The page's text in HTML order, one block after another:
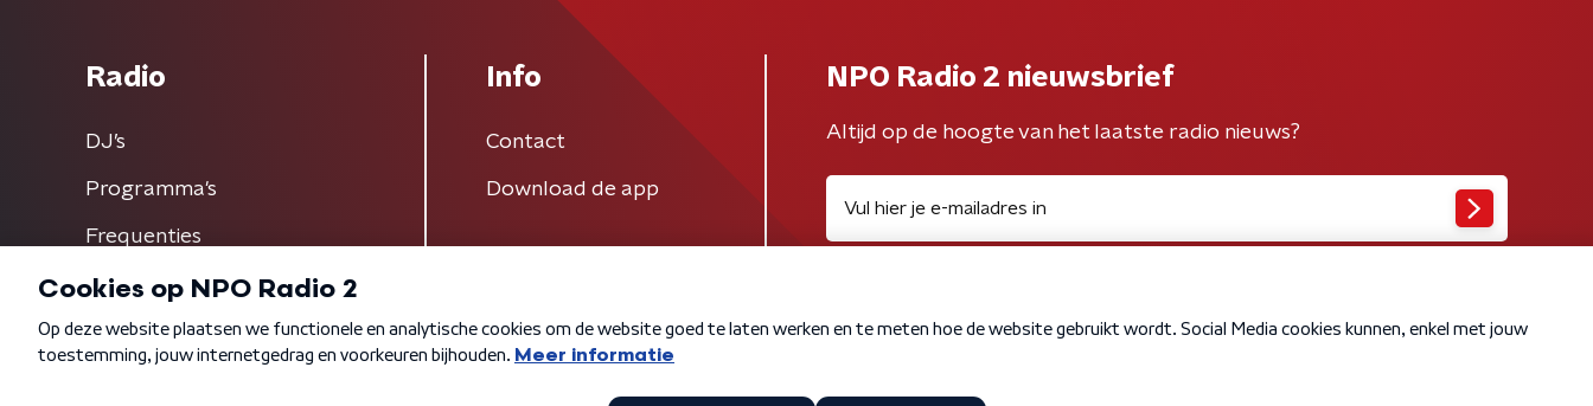
Radio
DJ’s
Programma's
Frequenties
Info
Contact
Download de app
NPO Radio 2 nieuwsbrief
Altijd op de hoogte van het laatste radio nieuws?
Algemene voorwaarden Privacybeleid